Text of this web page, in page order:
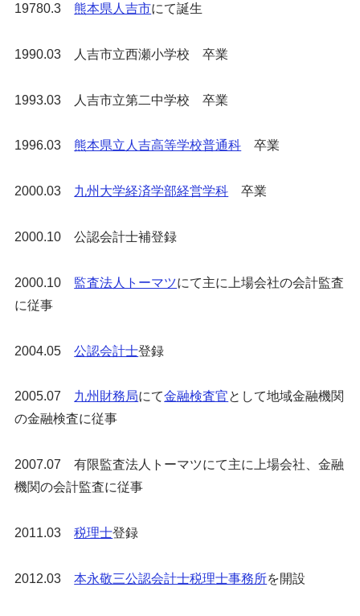
19780.3 熊本県人吉市にて誕生
1990.03 人吉市立西瀬小学校 卒業
1993.03 人吉市立第二中学校 卒業
1996.03 熊本県立人吉高等学校普通科 卒業
2000.03 九州大学経済学部経営学科 卒業
2000.10 公認会計士補登録
2000.10 監査法人トーマツにて主に上場会社の会計監査
に従事
2004.05公認会計士登録
2005.07 九州財務局にて金融検査官として地域金融機関
の金融検査に従事
2007.07 有限監査法人トーマツにて主に上場会社、金融
機関の会計監査に従事
2011.03税理士登録
2012.03本永敬三公認会計士税理士事務所を開設